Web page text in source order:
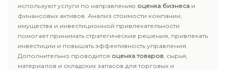
используют услуги по направлению оценка бизнеса и
финансовых активов. Анализ стоимости компании,
имущества и инвестиционной привлекательности
помогает принимать стратегические решения, привлекать
инвестиции и повышать эффективность управления.
Дополнительно проводится оценка товаров, сырья,
материалов и складских запасов для торговых и